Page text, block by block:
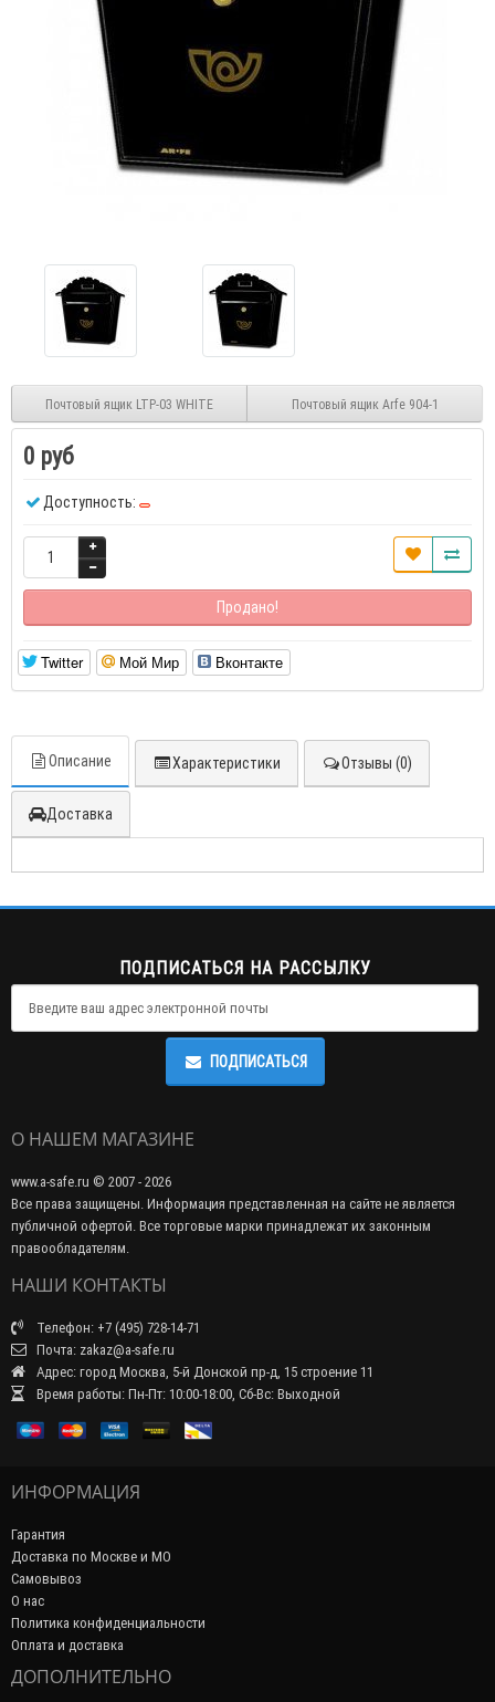
Почтовый ящик LTP-03 WHITE Почтовый ящик Arfe 904-1
0 руб
Доступность:
Продано!
Twitter Мой Мир Вконтакте
Описание Характеристики Отзывы (0)
Доставка
ПОДПИСАТЬСЯ НА РАССЫЛКУ
ПОДПИСАТЬСЯ
О НАШЕМ МАГАЗИНЕ
www.a-safe.ru © 2007 - 2026
Все права защищены. Информация представленная на сайте не является
публичной офертой. Все торговые марки принадлежат их законным
правообладателям.
НАШИ КОНТАКТЫ
Телефон: +7 (495) 728-14-71
Почта: zakaz@a-safe.ru
Адрес: город Москва, 5-й Донской пр-д, 15 строение 11
Время работы: Пн-Пт: 10:00-18:00, Сб-Вс: Выходной
ИНФОРМАЦИЯ
Гарантия
Доставка по Москве и МО
Самовывоз
О нас
Политика конфиденциальности
Оплата и доставка
ДОПОЛНИТЕЛЬНО